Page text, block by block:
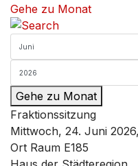
Gehe zu Monat
Gehe zu Monat
Fraktionssitzung
Mittwoch, 24. Juni
Ort Raum E185